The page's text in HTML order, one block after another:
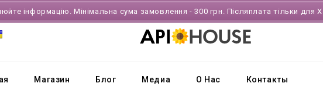
Магазин Блог Медиа О Нас Контакты
інформацію. Мінімальна сума замовлення - 300 грн. Післяплата тільки для